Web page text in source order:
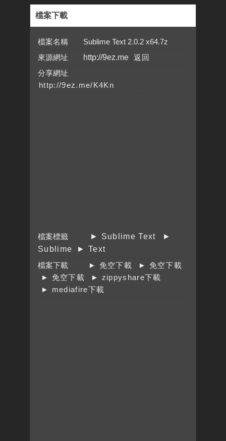
檔案下載
檔案名稱 Sublime Text 2.0.2 x64.7z
來源網址
http://9ez.me
分享網址
檔案標籤 ► Sublime Text
►
Sublime
► Text
檔案下載